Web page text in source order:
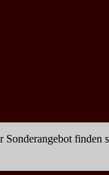
Sonderangebot finden